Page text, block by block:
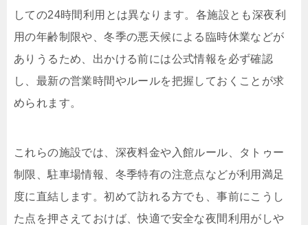
しての24時間利用とは異なります。各施設とも深夜利
用の年齢制限や、冬季の悪天候による臨時休業などが
ありうるため、出かける前には公式情報を必ず確認
し、最新の営業時間やルールを把握しておくことが求
められます。
これらの施設では、深夜料金や入館ルール、タトゥー
制限、駐車場情報、冬季特有の注意点などが利用満足
度に直結します。初めて訪れる方でも、事前にこうし
た点を押さえておけば、快適で安全な夜間利用がしや